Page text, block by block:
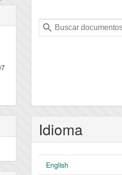
Idioma
English